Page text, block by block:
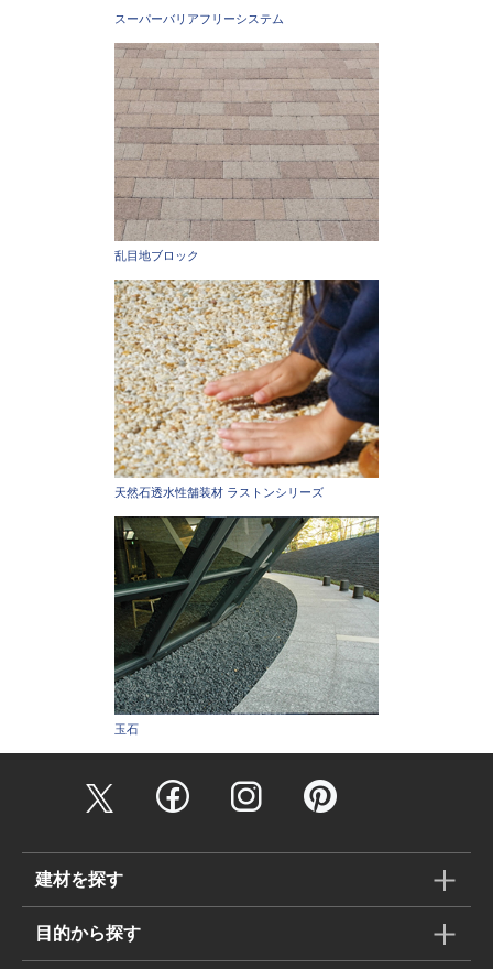
スーパーバリアフリーシステム
乱目地ブロック
天然石透水性舗装材 ラストンシリーズ
玉石
建材を探す
目的から探す